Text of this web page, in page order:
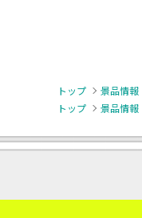
トップ 景品情報
トップ
景品情報